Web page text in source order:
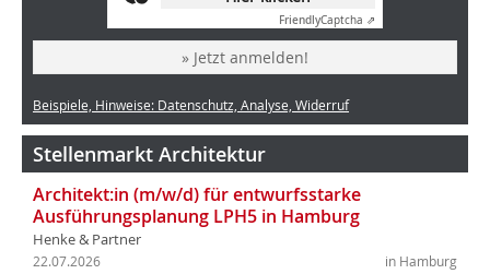
FriendlyCaptcha ⇗
» Jetzt anmelden!
Beispiele, Hinweise: Datenschutz, Analyse, Widerruf
Stellenmarkt Architektur
Architekt:in (m/w/d) für entwurfsstarke
Ausführungsplanung LPH5 in Hamburg
Henke & Partner
in Hamburg
22.07.2026